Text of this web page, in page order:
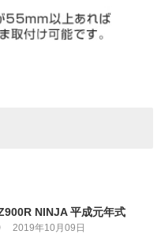
NINJA 平成元年式
2019年10月09日